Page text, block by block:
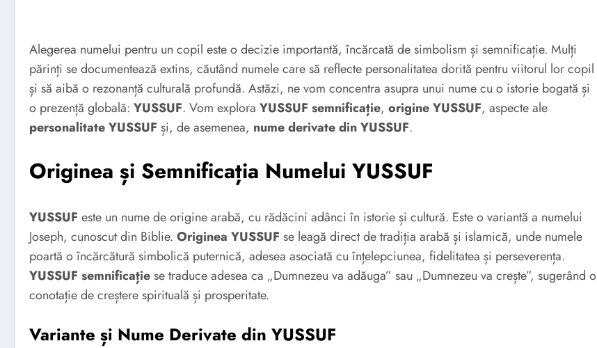
Alegerea numelui pentru un copil este o decizie importantă, încărcată de simbolism și semnificație. Mulți
părinți se documentează extins, căutând numele care să reflecte personalitatea dorită pentru viitorul lor copil
și să aibă o rezonanță culturală profundă. Astăzi, ne vom concentra asupra unui nume cu o istorie bogată și
o prezență globală: YUSSUF. Vom explora YUSSUF semnificație, origine YUSSUF, aspecte ale
personalitate YUSSUF și, de asemenea, nume derivate din YUSSUF.
Originea și Semnificația Numelui YUSSUF
YUSSUF este un nume de origine arabă, cu rădăcini adânci în istorie și cultură. Este o variantă a numelui
Joseph, cunoscut din Biblie. Originea YUSSUF se leagă direct de tradiția arabă și islamică, unde numele
poartă o încărcătură simbolică puternică, adesea asociată cu înțelepciunea, fidelitatea și perseverența.
YUSSUF semnificațiese traduce adesea ca „Dumnezeu va adăuga” sau „Dumnezeu va crește”, sugerând o
conotație de creștere spirituală și prosperitate.
Variante și Nume Derivate din YUSSUF